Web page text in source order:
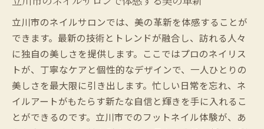
立川市のネイルサロンでは、美の革新を体感することが
できます。最新の技術とトレンドが融合し、訪れる人々
に独自の美しさを提供します。ここではプロのネイリス
トが、丁寧なケアと個性的なデザインで、一人ひとりの
美しさを最大限に引き出します。忙しい日常を忘れ、ネ
イルアートがもたらす新たな自信と輝きを手に入れるこ
とができるのです。立川市でのフットネイル体験が、あ